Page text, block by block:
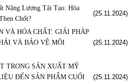
Năng Lượng Tái Tạo: Hóa
Chốt?
(25.11.2024)
VÀ HÓA CHẤT: GIẢI PHÁP
VÀ BẢO VỆ MÔI
(25.11.2024)
TRONG SẢN XUẤT MỸ
ĐẾN SẢN PHẨM CUỐI
(25.11.2024)